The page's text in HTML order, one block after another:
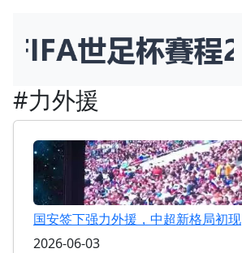
#力外援
国安签下强力外援，中超新格局初现
2026-06-03